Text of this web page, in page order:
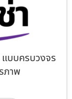
บบครบวงจร
ภาพ